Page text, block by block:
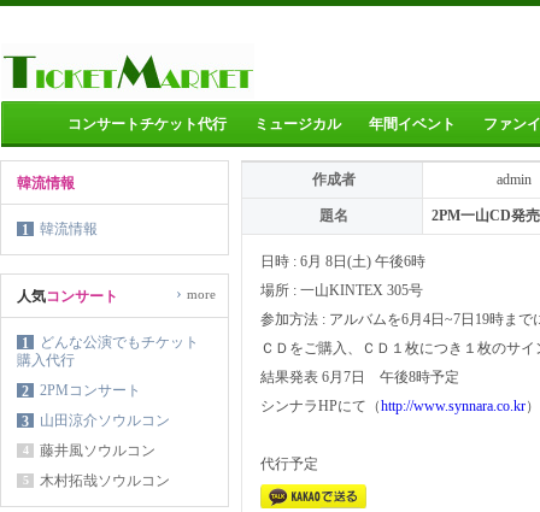
コンサートチケット代行 ミュージカル 年間イベント ファン
韓流情報
1 韓流情報
人気コンサート
1
どんな公演でもチケット
購入代行
2
2PMコンサート
3
山田涼介ソウルコン
4 藤井風ソウルコン
5 木村拓哉ソウルコン
› more
作成者 admin
題名 2PM一山CD発
日時 : 6月 8日(土) 午後6時
場所 : 一山KINTEX 305号
参加方法 : アルバムを6月4日~7日19時ま
ＣＤをご購入、ＣＤ１枚につき１枚のサ
結果発表 6月7日 午後8時予定
シンナラHPにて（http://www.synnara.co.kr）
代行予定